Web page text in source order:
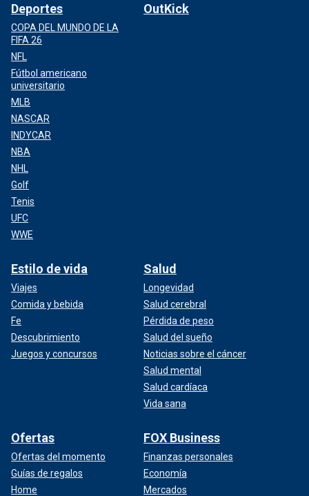
Deportes
COPA DEL MUNDO DE LA
FIFA 26
NFL
Fútbol americano
universitario
MLB
NASCAR
INDYCAR
NBA
NHL
Golf
Tenis
UFC
WWE
OutKick
Estilo de vida
Viajes
Comida y bebida
Fe
Descubrimiento
Juegos y concursos
Salud
Longevidad
Salud cerebral
Pérdida de peso
Salud del sueño
Noticias sobre el cáncer
Salud mental
Salud cardíaca
Vida sana
Ofertas
Ofertas del momento
Guías de regalos
Home
FOX Business
Finanzas personales
Economía
Mercados